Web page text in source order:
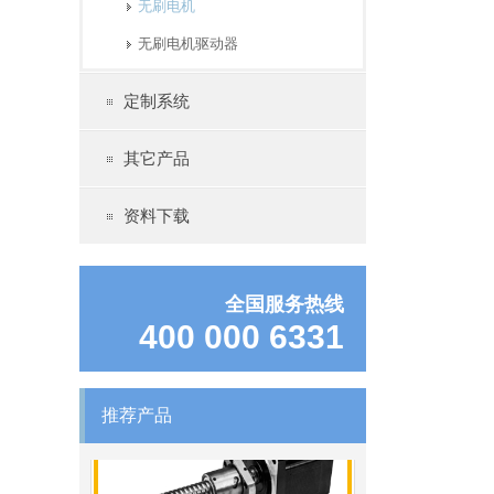
无刷电机
无刷电机驱动器
定制系统
其它产品
资料下载
全国服务热线
400 000 6331
推荐产品
86系列步进电机（丝杆）